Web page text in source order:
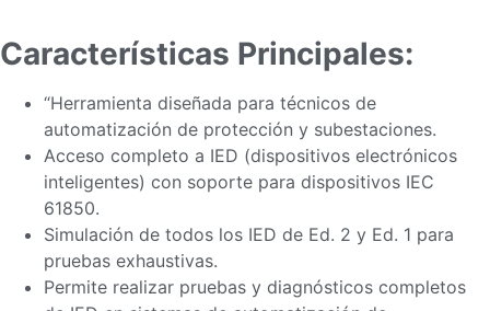
Características Principales:
“Herramienta diseñada para técnicos de
automatización de protección y subestaciones.
Acceso completo a IED (dispositivos electrónicos
inteligentes) con soporte para dispositivos IEC
61850.
Simulación de todos los IED de Ed. 2 y Ed. 1 para
pruebas exhaustivas.
Permite realizar pruebas y diagnósticos completos